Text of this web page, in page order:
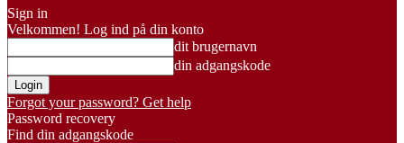
Sign in
Velkommen! Log ind på din konto
dit brugernavn
din adgangskode
Forgot your password? Get help
Password recovery
Find din adgangskode